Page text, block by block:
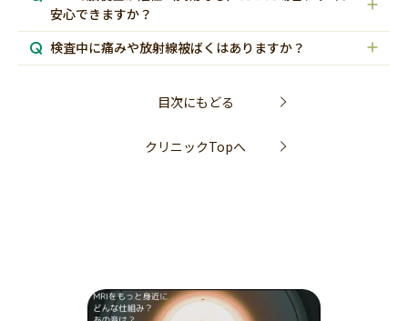
安心できますか？
検査中に痛みや放射線被ばくはありますか？
目次にもどる
クリニックTopへ